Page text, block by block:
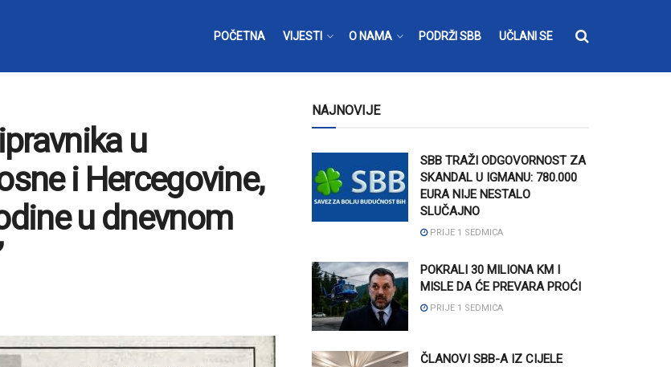
POČETNA VIJESTI O NAMA PODRŽI SBB UČLANI SE
u
i Hercegovine,
u dnevnom
NAJNOVIJE
SBB TRAŽI ODGOVORNOST ZA
SKANDAL U IGMANU: 780.000
EURA NIJE NESTALO
SLUČAJNO
PRIJE 1 SEDMICA
POKRALI 30 MILIONA KM I
MISLE DA ĆE PREVARA PROĆI
PRIJE 1 SEDMICA
ČLANOVI SBB-A IZ CIJELE